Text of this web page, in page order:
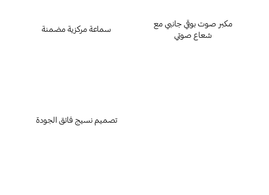
مكبر صوت بوقي جانبي مع
شعاع صوتي
سماعة مركزية مضمنة
تصميم نسيج فائق الجودة